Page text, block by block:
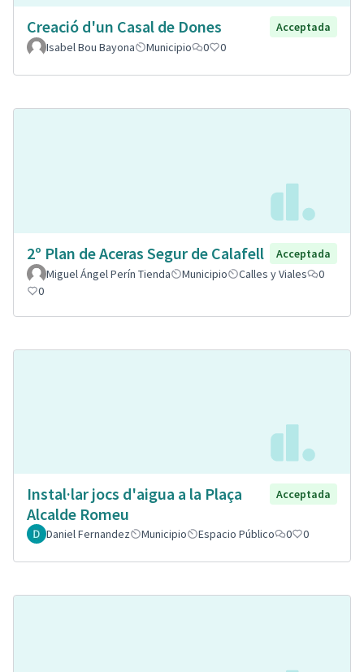
Creació d'un Casal de Dones
Acceptada
Isabel Bou Bayona
Municipio 0 0
2º Plan de Aceras Segur de Calafell
Acceptada
Miguel Ángel Perín Tienda
Municipio Calles y Viales
0
0
Instal·lar jocs d'aigua a la Plaça
Alcalde Romeu
Acceptada
Daniel Fernandez Municipio Espacio Público 0 0